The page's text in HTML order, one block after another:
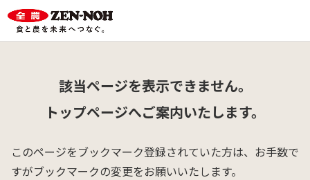
該当ページを表示できません。
トップページへご案内いたします。
このページをブックマーク登録されていた方は、 お手数で
すがブックマークの変更をお願いいたします。